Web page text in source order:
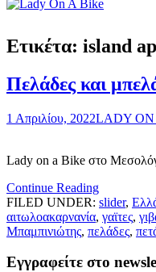
Ετικέτα: island
Πελάδες και
1 Απριλίου, 2022LADY
Lady on a Bike στο
Continue Reading
FILED UNDER: slider,
αιτωλοακαρνανία, γαϊτες,
Μπαμπινιώτης, πελάδες,
Εγγραφείτε στο